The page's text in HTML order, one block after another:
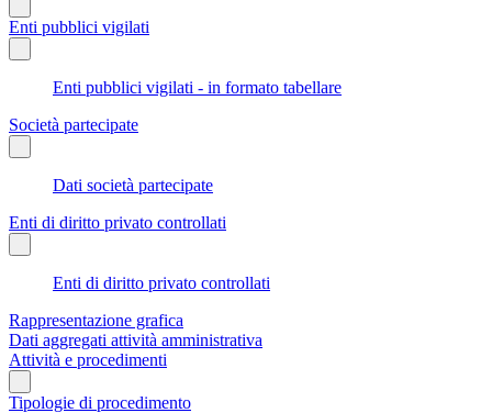
Enti pubblici vigilati
Enti pubblici vigilati - in formato tabellare
Società partecipate
Dati società partecipate
Enti di diritto privato controllati
Enti di diritto privato controllati
Rappresentazione grafica
Dati aggregati attività amministrativa
Attività e procedimenti
Tipologie di procedimento